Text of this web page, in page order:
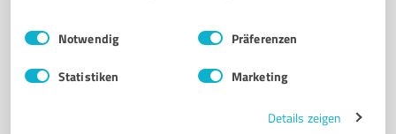
Impressum Datenschutzbestimmungen
Einwilligungsauswahl
Notwendig Präferenzen
Statistiken Marketing
Details zeigen
Optiker
Onlineshops